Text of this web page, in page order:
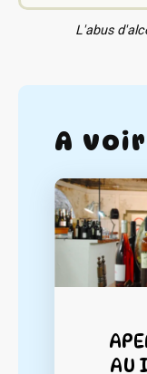
L'abus
A
AU